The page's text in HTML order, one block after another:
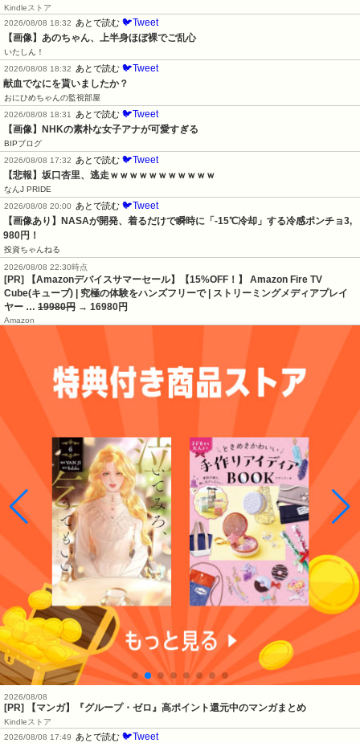
Kindleストア
2026/08/08 18:32
あとで読む 🐦Tweet
【画像】あのちゃん、上半身ほぼ裸でご乱心
いたしん！
2026/08/08 18:32
あとで読む 🐦Tweet
献血でなにを貰いましたか？
おにひめちゃんの監視部屋
2026/08/08 18:31
あとで読む 🐦Tweet
【画像】NHKの素朴な女子アナが可愛すぎる
BIPブログ
2026/08/08 17:32
あとで読む 🐦Tweet
【悲報】坂口杏里、逃走ｗｗｗｗｗｗｗｗｗｗｗ
なんJ PRIDE
2026/08/08 20:00
あとで読む 🐦Tweet
【画像あり】NASAが開発、着るだけで瞬時に「-15℃冷却」する冷感ポンチョ3,
980円！
投資ちゃんねる
2026/08/08 22:30時点
[PR] 【Amazonデバイスサマーセール】【15%OFF！】 Amazon Fire TV
Cube(キューブ) | 究極の体験をハンズフリーで | ストリーミングメディアプレイ
ヤー … 19980円 → 16980円
Amazon
2026/08/08
[PR] 【マンガ】『グループ・ゼロ』高ポイント還元中のマンガまとめ
Kindleストア
2026/08/08 17:49
あとで読む 🐦Tweet